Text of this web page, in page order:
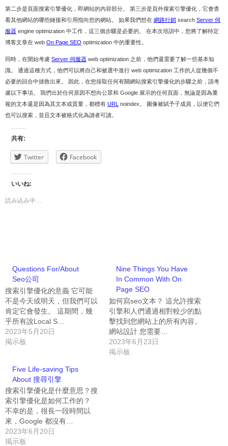
第二步是頁面搜索引擎優化，即網站的內容部分。 第三步是頁外搜索引擎優化，它會查
看其他網站的哪些鏈接和引用指向您的網站。 如果我們想在 網路行銷 search Server 伺
服器 engine optimization 中工作，這三個步驟是必要的。 在本次培訓中，您將了解特定
博客文章在 web On Page SEO optimization 中的重要性。
同時，在開始考慮 Server 伺服器 web optimization 之前，他們還需要了解一些基本知
識。 通過這種方式，他們可以將自己和被選中進行 web optimization 工作的人從幾個不
必要的回合中拯救出來。 因此，在您採取任何有關網站搜索引擎優化的步驟之前，請考
慮以下事項。 我們出於任何原因不想向公眾和 Google 展示的任何頁面，無論是因為重
複的文本還是因為其文本或質量，都標有 URL
noindex。 圖像被賦予子成員，以便它們
也可以搜索，並且文本被格式化為讀者可讀。
共有:
Twitter Facebook
いいね:
読み込み中…
Questions For/About
Seo公司
搜索引擎優化的意義 它可能
不是今天或明天，但我們可以
肯定它會發生。 這期間，幾
乎所有說Local S…
2023年5月20日
掲示板
Nine Things You Have
In Common With On
Page SEO
如何寫seo文本？ 這允許搜索
引擎和人們通過相對較少的點
擊找到您網站上的所有內容。
網站設計 您需要…
2023年6月23日
掲示板
Five Life-saving Tips
About 搜尋引擎
搜索引擎優化是什麼意思？搜
索引擎優化是如何工作的？
不幸的是，很長一段時間以
來，Google 都沒有…
2023年6月20日
掲示板